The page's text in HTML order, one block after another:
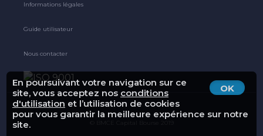
OK
En poursuivant votre navigation sur ce
site, vous acceptez nos conditions
d'utilisation et l’utilisation de cookies
pour vous garantir la meilleure expérience sur notre
site.
Informations légales
Guide utilisateur
Nous contacter